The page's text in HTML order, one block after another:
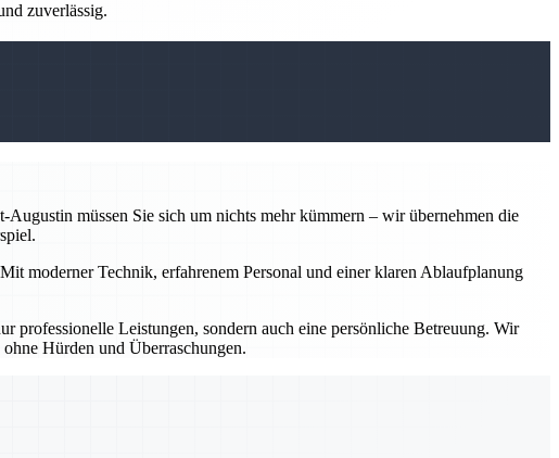
zuverlässig.
müssen Sie sich um nichts mehr kümmern – wir übernehmen die
moderner Technik, erfahrenem Personal und einer klaren Ablaufplanung
professionelle Leistungen, sondern auch eine persönliche Betreuung. Wir
Hürden und Überraschungen.